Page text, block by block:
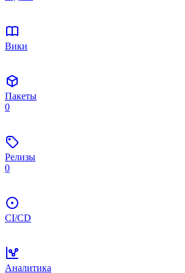
Вики
Пакеты
0
Релизы
0
CI/CD
Аналитика